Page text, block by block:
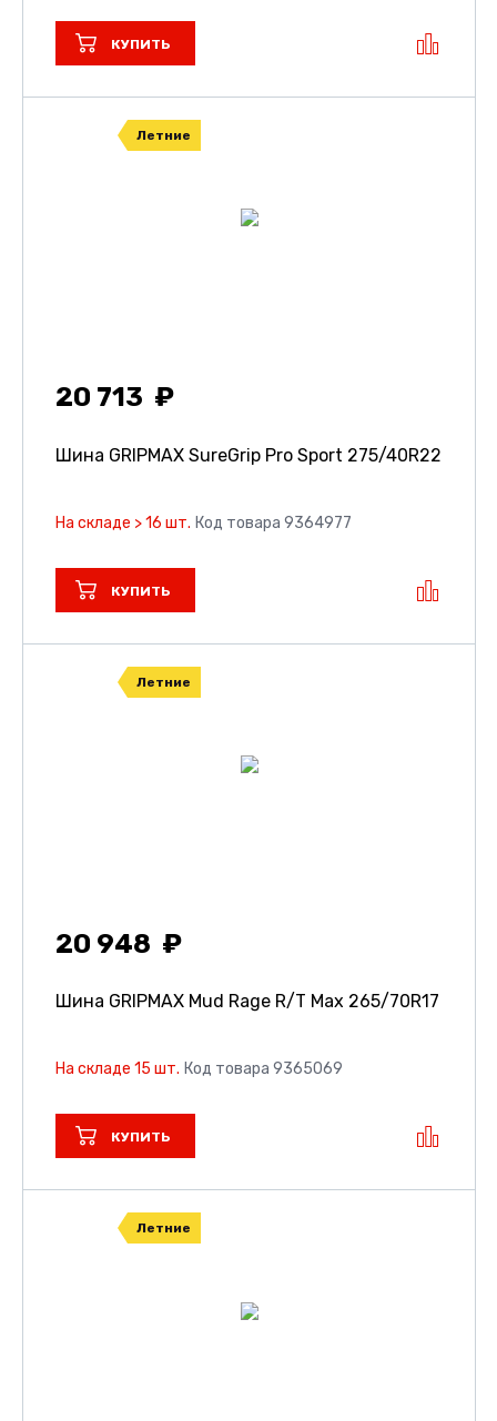
КУПИТЬ
Летние
20 713
Шина GRIPMAX SureGrip Pro Sport 275/40R22
На складе > 16 шт. Код товара 9364977
КУПИТЬ
Летние
20 948
Шина GRIPMAX Mud Rage R/T Max 265/70R17
На складе 15 шт. Код товара 9365069
КУПИТЬ
Летние